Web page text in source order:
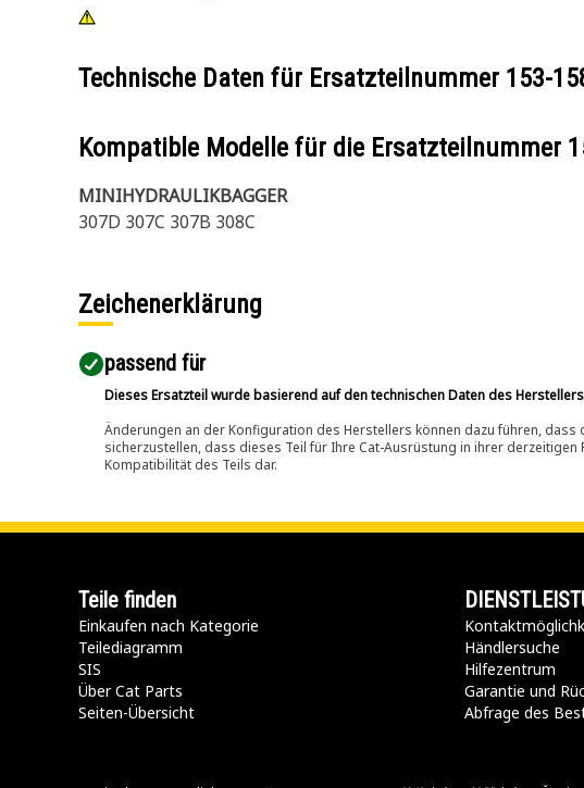
Technische Daten für Ersatzteilnummer 153-
Kompatible Modelle für die Ersatzteilnummer
MINIHYDRAULIKBAGGER
307D 307C 307B 308C
Zeichenerklärung
passend für​
Dieses Ersatzteil wurde basierend auf den technischen Daten des
Änderungen an der Konfiguration des Herstellers können dazu führen, dass
sicherzustellen, dass dieses Teil für Ihre Cat-Ausrüstung in ihrer
Kompatibilität des Teils dar.
Teile finden
Einkaufen nach Kategorie
Teilediagramm
SIS
Über Cat Parts
Seiten-Übersicht
Händlersuche
Hilfezentrum
Garantie und
Abfrage des